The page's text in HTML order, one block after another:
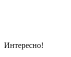
Интересно!